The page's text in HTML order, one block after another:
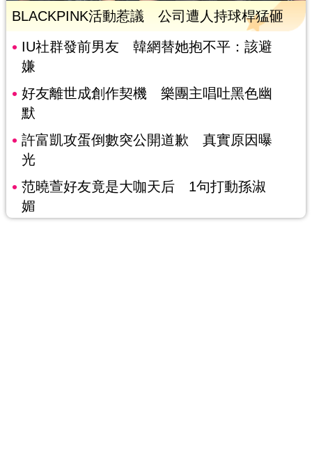
BLACKPINK活動惹議 公司遭人持球桿猛砸
IU社群發前男友 韓網替她抱不平：該避
嫌
好友離世成創作契機 樂團主唱吐黑色幽
默
許富凱攻蛋倒數突公開道歉 真實原因曝
光
范曉萱好友竟是大咖天后 1句打動孫淑
媚